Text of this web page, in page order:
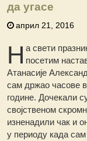
да угасе
април 21, 2016
Н а свети
посетим
Атанасије
сам држао часове
године. Дочекали
својственом
изненадили чак и
у периоду када